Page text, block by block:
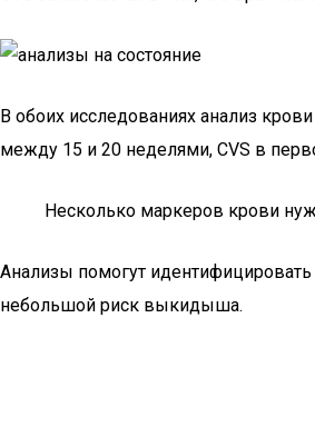
В обоих исследованиях анализ
между 15 и 20 неделями, CVS в
Несколько маркеров крови
Анализы помогут идентифицировать
небольшой риск выкидыша.